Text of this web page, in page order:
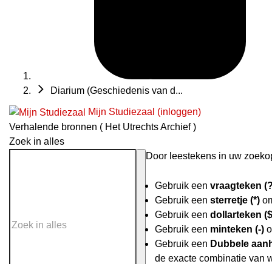
Diarium (Geschiedenis van d...
Mijn Studiezaal (inloggen)
Verhalende bronnen ( Het Utrechts Archief )
Zoek in alles
Door leestekens in uw
Gebruik een vraagteken
Gebruik een sterretje (*)
Gebruik een dollarteken
Gebruik een minteken (-)
Gebruik een Dubbele
de exacte combinatie van